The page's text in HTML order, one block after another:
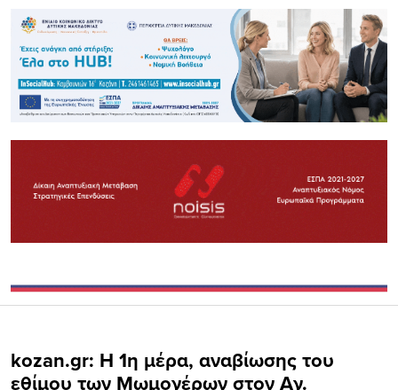
kozan.gr: Η 1η μέρα, αναβίωσης του
εθίμου των Μωμογέρων στον Αγ.